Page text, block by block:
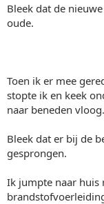
Bleek dat de
oude.
Toen ik er mee
stopte ik en keek
naar beneden vloog.
Bleek dat er bij de
gesprongen.
Ik jumpte naar huis